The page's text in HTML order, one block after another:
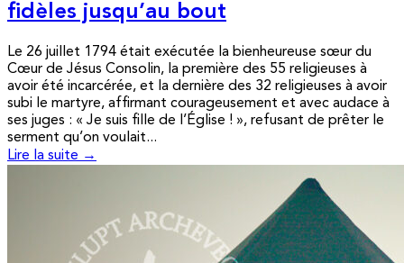
fidèles jusqu’au bout
Le 26 juillet 1794 était exécutée la bienheureuse sœur du
Cœur de Jésus Consolin, la première des 55 religieuses à
avoir été incarcérée, et la dernière des 32 religieuses à avoir
subi le martyre, affirmant courageusement et avec audace à
ses juges : « Je suis fille de l’Église ! », refusant de prêter le
serment qu’on voulait...
Lire la suite →